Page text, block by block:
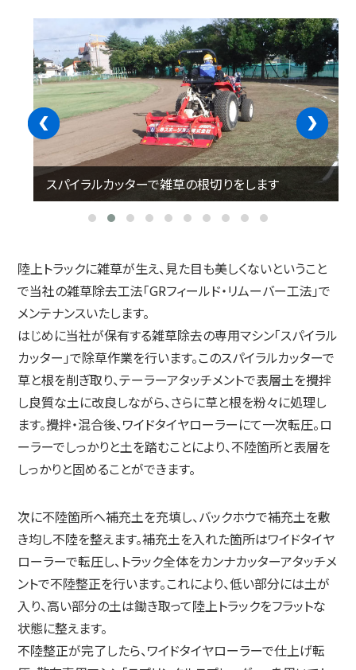
スパイラルカッターで雑草の根切りをします
‹
陸上トラックに雑草が生え、見た目も美しくないということ
で当社の雑草除去工法「GRフィールド・リムーバー工法」で
メンテナンスいたします。
はじめに当社が保有する雑草除去の専用マシン「スパイラル
カッター」で除草作業を行います。このスパイラルカッターで
草と根を削ぎ取り、テーラーアタッチメントで表層土を攪拌
し良質な土に改良しながら、さらに草と根を粉々に処理し
ます。攪拌・混合後、ワイドタイヤローラーにて一次転圧。ロ
ーラーでしっかりと土を踏むことにより、不陸箇所と表層を
しっかりと固めることができます。
次に不陸箇所へ補充土を充填し、バックホウで補充土を敷
き均し不陸を整えます。補充土を入れた箇所はワイドタイヤ
ローラーで転圧し、トラック全体をカンナカッターアタッチメ
ントで不陸整正を行います。これにより、低い部分には土が
入り、高い部分の土は鋤き取って陸上トラックをフラットな
状態に整えます。
不陸整正が完了したら、ワイドタイヤローラーで仕上げ転